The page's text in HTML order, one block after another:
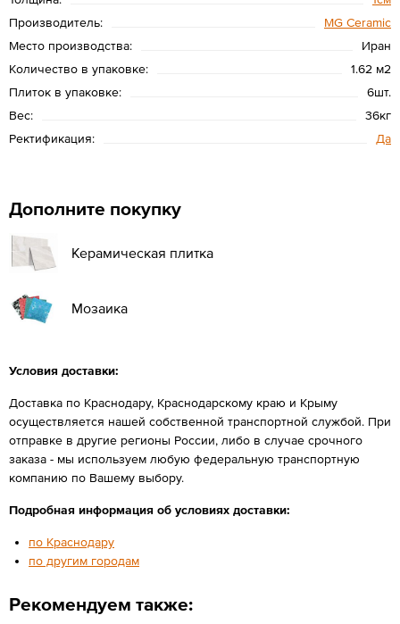
Производитель:
MG Ceramic
Место производства:
Иран
Количество в упаковке:
1.62 м2
Плиток в упаковке:
6шт.
Вес:
36кг
Ректификация:
Да
Дополните покупку
Керамическая плитка
Мозаика
Условия доставки:
Доставка по Краснодару, Краснодарскому краю и Крыму
осуществляется нашей собственной транспортной службой. При
отправке в другие регионы России, либо в случае срочного
заказа - мы используем любую федеральную транспортную
компанию по Вашему выбору.
Подробная информация об условиях доставки:
по Краснодару
по другим городам
Рекомендуем также: